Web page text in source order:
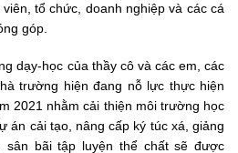
tổ chức, doanh nghiệp và các cá
góp.
dạy-học của thầy cô và các em, các
trường hiện đang nỗ lực thực hiện
2021 nhằm cải thiện môi trường học
án cải tạo, nâng cấp ký túc xá, giảng
sân bãi tập luyện thể chất sẽ được